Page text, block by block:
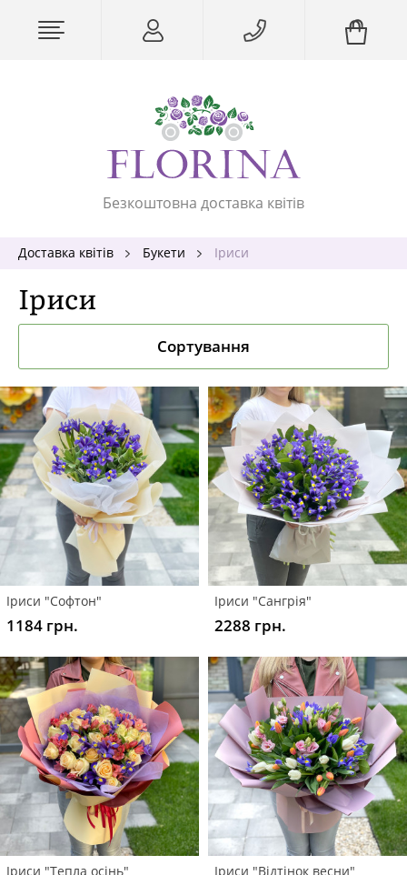
Безкоштовна доставка квітів
Доставка квітів Букети Іриси
Іриси
Сортування
Іриси "Софтон"
1184 грн.
Іриси "Сангрія"
2288 грн.
Іриси "Тепла осінь" Іриси "Відтінок весни"